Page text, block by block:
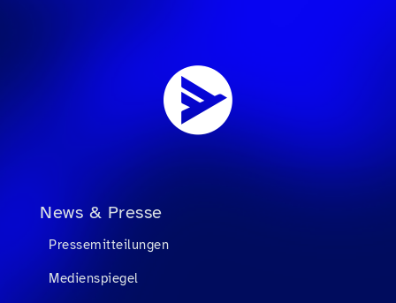
News & Presse
Pressemitteilungen
Medienspiegel